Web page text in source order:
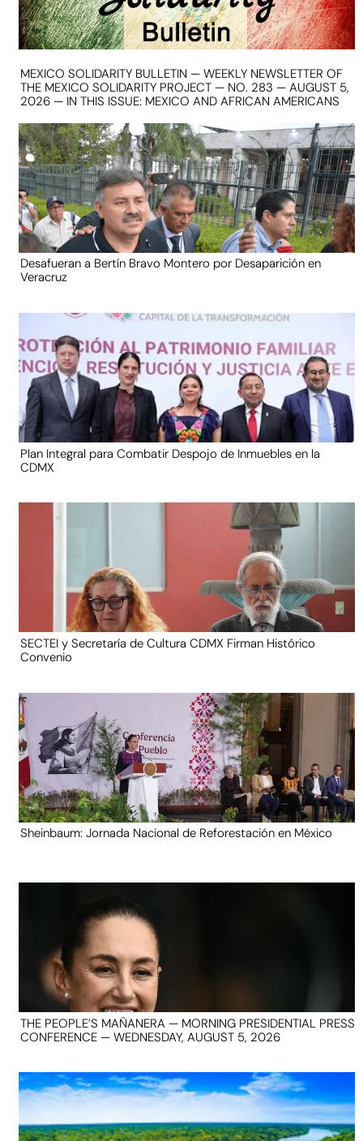
MEXICO SOLIDARITY BULLETIN — WEEKLY NEWSLETTER OF
THE MEXICO SOLIDARITY PROJECT — NO. 283 — AUGUST 5,
2026 — IN THIS ISSUE: MEXICO AND AFRICAN AMERICANS
Desafueran a Bertín Bravo Montero por Desaparición en
Veracruz
Plan Integral para Combatir Despojo de Inmuebles en la
CDMX
SECTEI y Secretaría de Cultura CDMX Firman Histórico
Convenio
Sheinbaum: Jornada Nacional de Reforestación en México
THE PEOPLE’S MAÑANERA — MORNING PRESIDENTIAL PRESS
CONFERENCE — WEDNESDAY, AUGUST 5, 2026